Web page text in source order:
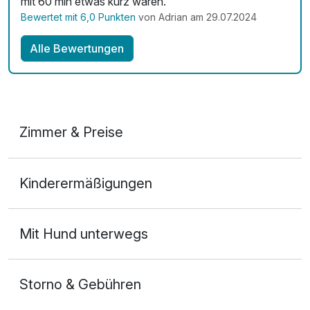
Bewertet mit 6,0 Punkten von Adrian am 29.07.2024
Alle Bewertungen
Zimmer & Preise
2 Erwachsene und 2 Kinder
Kinderermäßigungen
Mit Hund unterwegs
Storno & Gebühren